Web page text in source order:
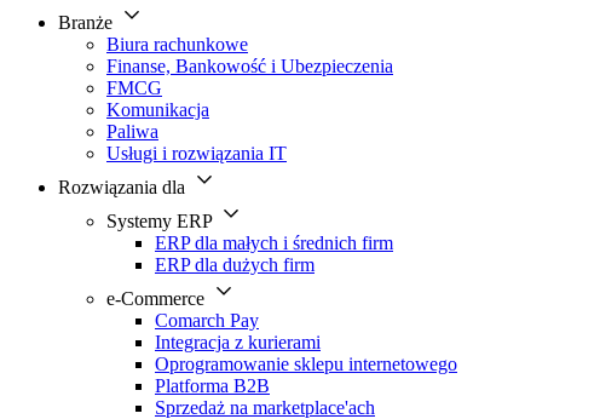
Branże
Biura rachunkowe
Finanse, Bankowość i Ubezpieczenia
FMCG
Komunikacja
Paliwa
Usługi i rozwiązania IT
Rozwiązania dla
Systemy ERP
ERP dla małych i średnich firm
ERP dla dużych firm
e-Commerce
Comarch Pay
Integracja z kurierami
Oprogramowanie sklepu internetowego
Platforma B2B
Sprzedaż na marketplace'ach